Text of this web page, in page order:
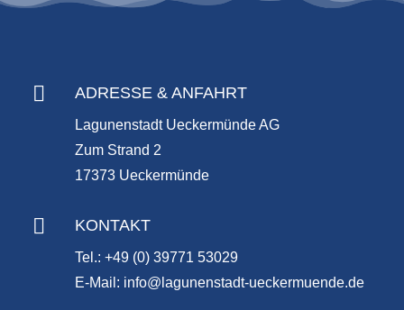
 ADRESSE & ANFAHRT
Lagunenstadt Ueckermünde AG
Zum Strand 2
17373 Ueckermünde
 KONTAKT
Tel.: +49 (0) 39771 53029
E-Mail: info@lagunenstadt-ueckermuende.de